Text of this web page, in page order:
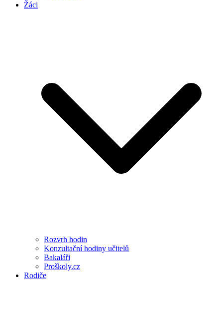
Žáci
Rozvrh hodin
Konzultační hodiny učitelů
Bakaláři
Proškoly.cz
Rodiče